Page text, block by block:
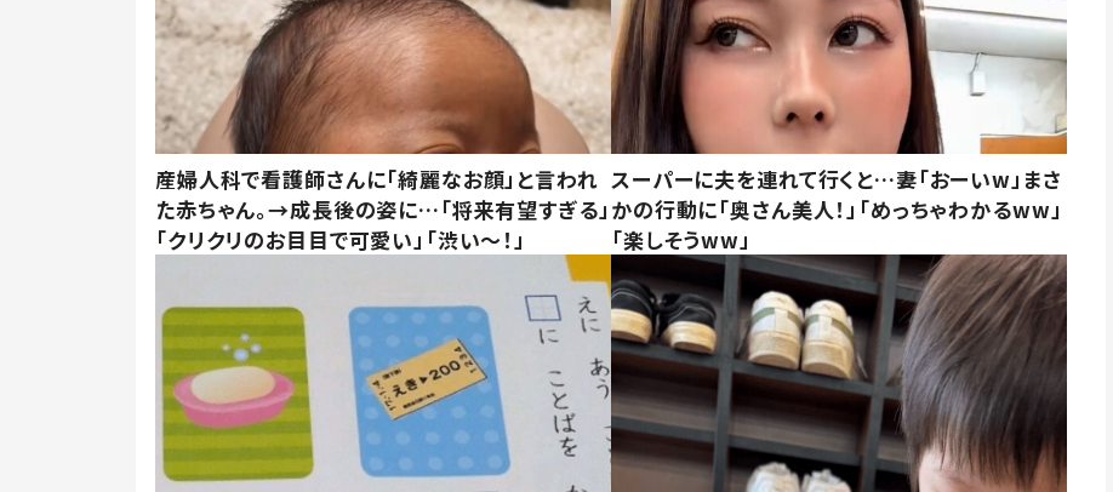
産婦人科で看護師さんに「綺麗なお顔」と言われ
た赤ちゃん。→成長後の姿に…「将来有望すぎる」
「クリクリのお目目で可愛い」「渋い～！」
スーパーに夫を連れて行くと…妻「おーいw」まさ
かの行動に「奥さん美人！」「めっちゃわかるww」
「楽しそうww」